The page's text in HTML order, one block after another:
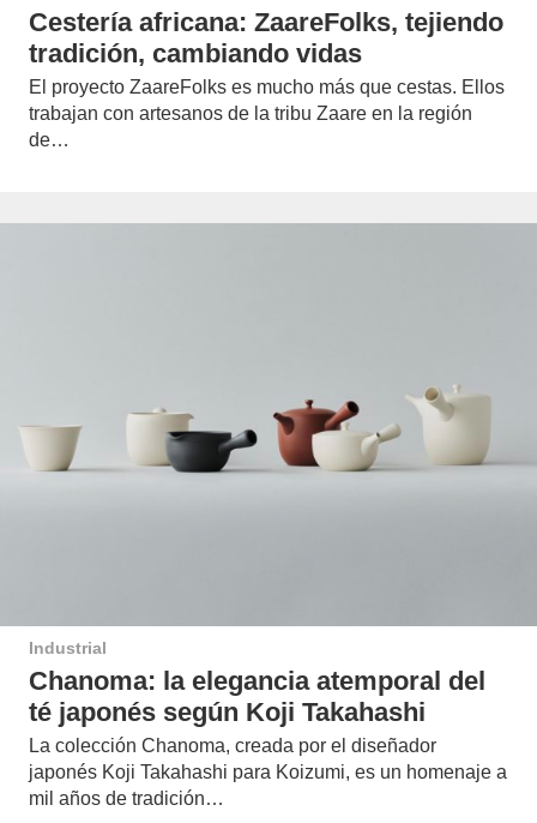
Cestería africana: ZaareFolks, tejiendo
tradición, cambiando vidas
El proyecto ZaareFolks es mucho más que cestas. Ellos
trabajan con artesanos de la tribu Zaare en la región
de…
Industrial
Chanoma: la elegancia atemporal del
té japonés según Koji Takahashi
La colección Chanoma, creada por el diseñador
japonés Koji Takahashi para Koizumi, es un homenaje a
mil años de tradición…